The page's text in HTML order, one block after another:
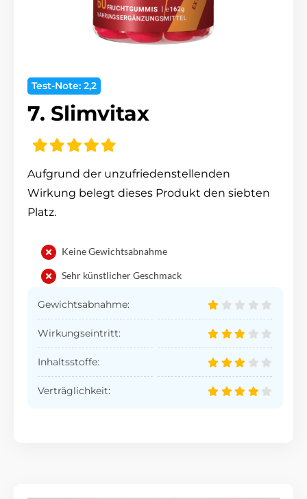
Test-Note: 2,2
7. Slimvitax
Aufgrund der unzufriedenstellenden
Wirkung belegt dieses Produkt den siebten
Platz.
Keine Gewichtsabnahme
Sehr künstlicher Geschmack
Gewichtsabnahme:
Wirkungseintritt:
Inhaltsstoffe:
Verträglichkeit: